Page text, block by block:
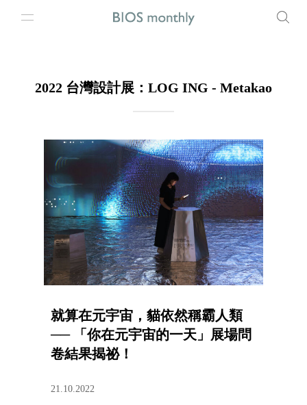
2022 台灣設計展：LOG ING - Metakao
就算在元宇宙，貓依然稱霸人類
── 「你在元宇宙的一天」展場問
卷結果揭祕！
21.10.2022